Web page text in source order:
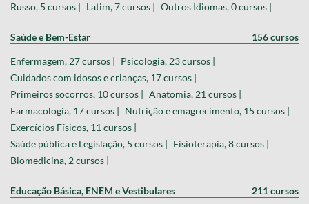
Russo, 5 cursos | Latim, 7 cursos | Outros Idiomas, 0 cursos |
Saúde e Bem-Estar 156 cursos
Enfermagem, 27 cursos | Psicologia, 23 cursos |
Cuidados com idosos e crianças, 17 cursos |
Primeiros socorros, 10 cursos | Anatomia, 21 cursos |
Farmacologia, 17 cursos | Nutrição e emagrecimento, 15 cursos |
Exercícios Físicos, 11 cursos |
Saúde pública e Legislação, 5 cursos | Fisioterapia, 8 cursos |
Biomedicina, 2 cursos |
Educação Básica, ENEM e Vestibulares 211 cursos